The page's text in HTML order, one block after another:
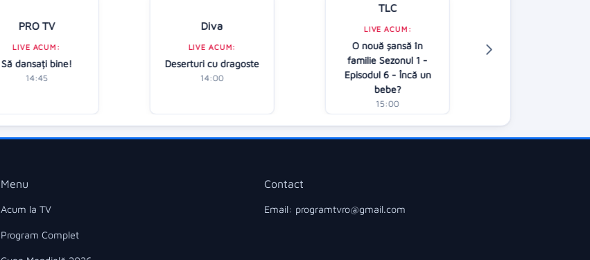
PRO TV
LIVE ACUM:
Să dansați bine!
14:45
Diva
LIVE ACUM:
Deserturi cu dragoste
14:00
TLC
LIVE ACUM:
O nouă șansă în
familie Sezonul 1 -
Episodul 6 - Încă un
bebe?
15:00
Menu
Acum la TV
Program Complet
Contact
Email: programtvro@gmail.com